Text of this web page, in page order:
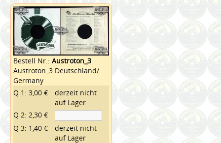
Bestell Nr.:Austroton_3
Austroton_3 Deutschland/
Germany
Q 1: 3,00 €
derzeit nicht
auf Lager
Q 2: 2,30 €
Q 3: 1,40 €
derzeit nicht
auf Lager